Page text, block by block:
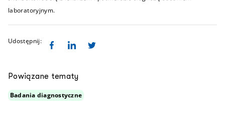
laboratoryjnym.
Udostępnij:
Powiązane tematy
Badania diagnostyczne